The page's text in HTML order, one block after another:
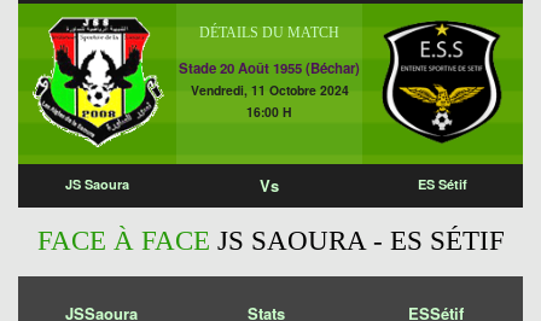
DÉTAILS DU MATCH
Stade 20 Août 1955 (Béchar)
Vendredi, 11 Octobre 2024
16:00 H
JS Saoura Vs ES Sétif
FACE À FACE JS SAOURA - ES SÉTIF
JSSaoura Stats ESSétif